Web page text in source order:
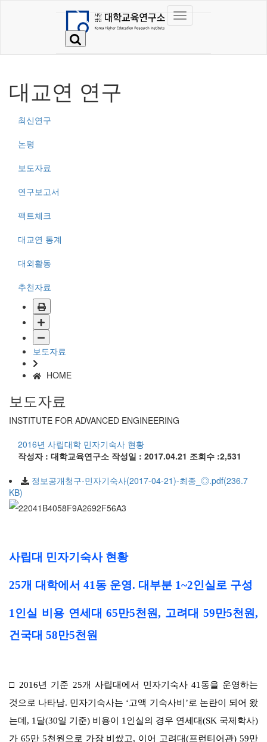
대교연 연구
최신연구
논평
보도자료
연구보고서
팩트체크
대교연 통계
대외활동
추천자료
보도자료
HOME
보도자료
INSTITUTE FOR ADVANCED ENGINEERING
2016년 사립대학 민자기숙사 현황
작성자 : 대학교육연구소 작성일 : 2017.04.21 조회수 :2,531
정보공개청구-민자기숙사(2017-04-21)-최종_◎.pdf(236.7
KB)
사립대 민자기숙사 현황
25개 대학에서 41동 운영. 대부분 1~2인실로 구성
1인실 비용 연세대65만5천원, 고려대59만5천원,
건국대 58만5천원
□2016년 기준 25개 사립대에서 민자기숙사 41동을 운영하는
것으로 나타남. 민자기숙사는 ‘고액 기숙사비 ’로 논란이 되어 왔
는데 , 1달(30일 기준) 비용이 1인실의 경우 연세대(SK 국제학사)
가 65만 5천원으로 가장 비쌌고, 이어 고려대(프런티어관) 59만